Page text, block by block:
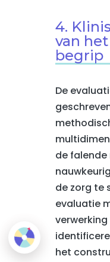
4.
van
begrip
De
de
de zorg te
evaluatie
het